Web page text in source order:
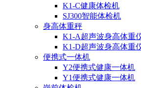
K1-C健康体检机
SJ300智能体检机
身高体重秤
K1-A超声波身高体重
K1-D超声波身高体重
便携式一体机
Y2便携式健康一体机
Y1便携式健康一体机